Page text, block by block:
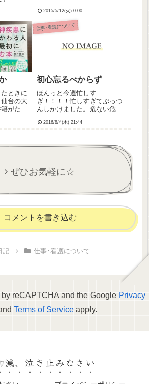
2015/5/12(火) 0:00
ときに
台の大
がたく
ずチェ
ないの
苦手な
仕事･看護について
初心忘るべからず
ほんっと今週忙しす
ぎ！！！！忙しすぎてぷっつ
んしかけました。危ない危な
ないんだけど、クソ忙しい時
まって内心イラっとしちゃう
出来る限り平...
2016/8/4(木) 21:44
ぜひお気軽に☆
コメントを書き込む
記 仕事･看護について
reCAPTCHA and the Google Privacy
Terms of Serviceapply.
減、泣き止みなさい